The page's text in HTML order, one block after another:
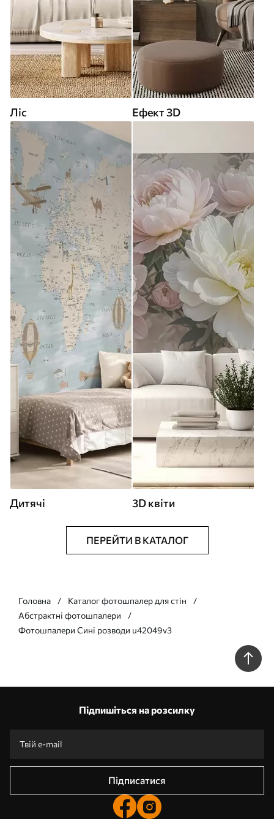
Ліс Ефект 3D
Дитячі 3D квіти
ПЕРЕЙТИ В КАТАЛОГ
Головна
Каталог фотошпалер для стін
Абстрактні фотошпалери
Фотошпалери Сині розводи u42049v3
Підпишіться на розсилку
Підписатися